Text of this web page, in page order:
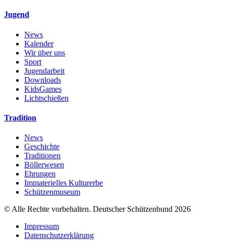
Jugend
News
Kalender
Wir über uns
Sport
Jugendarbeit
Downloads
KidsGames
Lichtschießen
Tradition
News
Geschichte
Traditionen
Böllerwesen
Ehrungen
Immaterielles Kulturerbe
Schützenmuseum
© Alle Rechte vorbehalten. Deutscher Schützenbund 2026
Impressum
Datenschutzerklärung